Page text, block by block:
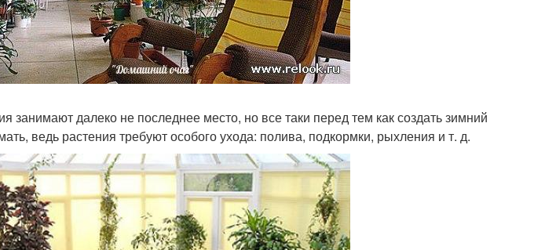
занимают далеко не последнее место, но все таки перед тем как создать зимний
ведь растения требуют особого ухода: полива, подкормки, рыхления и т. д.